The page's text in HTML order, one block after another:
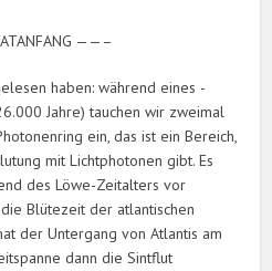
——–
haben: während eines
Jahre) tauchen wir zweimal
ein, das ist ein Bereich,
mit Lichtphotonen gibt. Es
des Löwe-Zeitalters vor
Blütezeit der atlantischen
der Untergang von Atlantis am
dann die Sintflut